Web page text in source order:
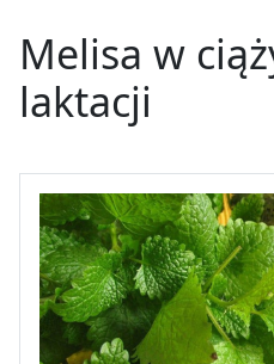
Melisa w
laktacji